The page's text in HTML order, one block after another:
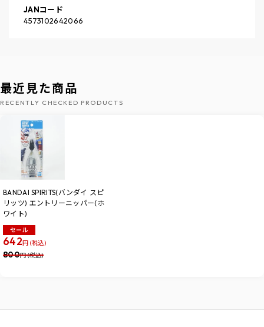
JANコード
4573102642066
最近見た商品
RECENTLY CHECKED PRODUCTS
BANDAI SPIRITS(バンダイ スピ
リッツ) エントリーニッパー(ホ
ワイト)
セール
642円 (税込)
800円 (税込)